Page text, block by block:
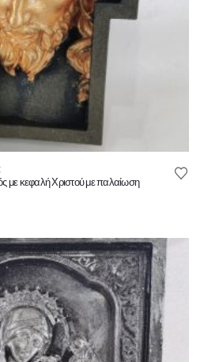
με κεφαλή Χριστού με παλαίωση